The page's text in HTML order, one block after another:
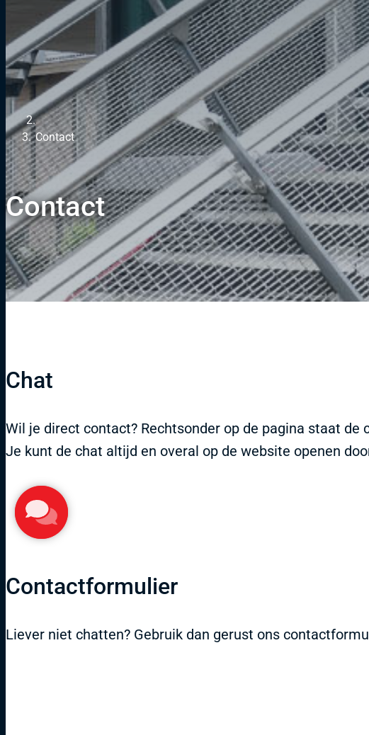
Contact
Contact
Chat
Wil je direct contact? Rechtsonder op de pagina staat de
Je kunt de chat altijd en overal op de website openen
Contactformulier
Liever niet chatten? Gebruik dan gerust ons